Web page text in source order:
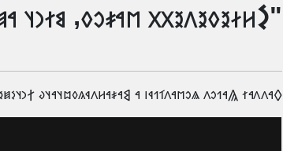
𐳘𐳐𐳙𐳦 𐳀𐳯 𐳛𐳓𐳛𐳤𐳦𐳉𐳖𐳉𐳌𐳛𐳙?"
𐳋𐳢𐳇𐳉𐳓𐳖𐳟𐳇𐳋𐳤𐳋𐳦 𐳌𐳉𐳖𐳓𐳉𐳖𐳦𐳉𐳙𐳐 𐳏𐳀𐳎𐳛𐳘𐳁𐳚𐳀𐳐𐳙𐳓 𐳐𐳢𐳁𐳙𐳦.